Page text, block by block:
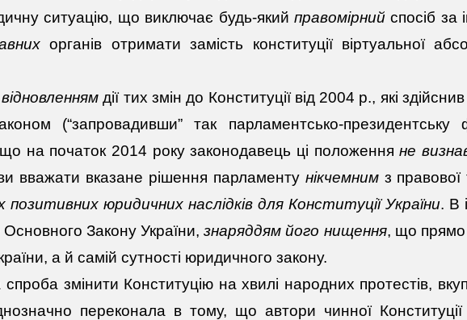
ситуацію, що виключає будь-який правомірний спосіб за
органів отримати замість конституції віртуальної
відновленням дії тих змін до Конституції від 2004 р., які
(“запровадивши” так парламентсько-
що на початок 2014 року законодавець ці положенняне
вважати вказане рішення парламенту нікчемнимз правової
юридичних наслідків для Конституції України. В
Закону України,знаряддям його нищення, що прямо
а й самій сутності юридичного закону.
спроба змінити Конституцію на хвилі народних протестів,
переконала в тому, що автори чинної